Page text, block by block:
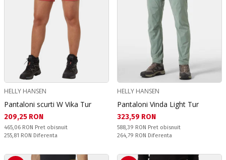
HELLY HANSEN
Pantaloni scurti W Vika Tur
Текуща цена:
209,25 RON
Pret obisnuit:
465,06 RON Pret obisnuit
Спестявате:
255,81 RON Diferenta
HELLY HANSEN
Pantaloni Vinda Light Tur
Текуща цена:
323,59 RON
Pret obisnuit:
588,39 RON Pret obisnuit
Спестявате:
264,79 RON Diferenta